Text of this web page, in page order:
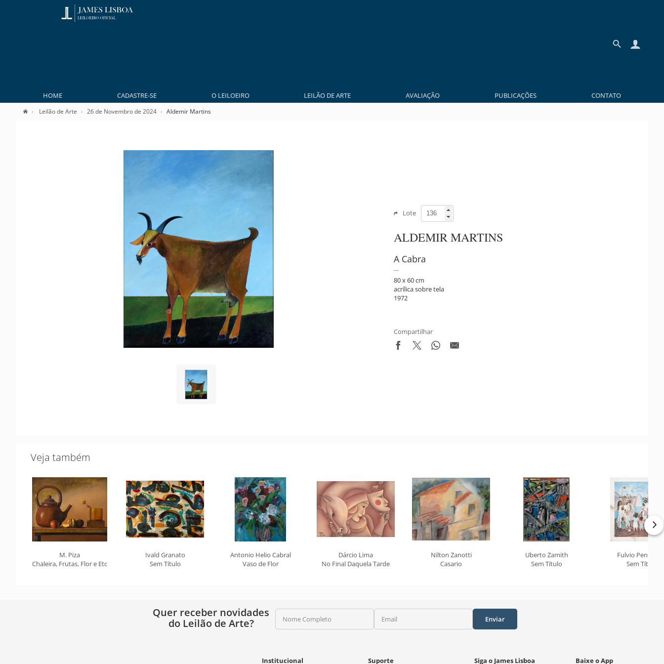
HOME CADASTRE-SE O LEILOEIRO LEILÃO DE ARTE AVALIAÇÃO PUBLICAÇÕES CONTATO
Leilão de Arte 26 de Novembro de 2024 Aldemir Martins
Lote
ALDEMIR MARTINS
A Cabra
80 x 60 cm
acrílica sobre tela
1972
Compartilhar
Veja também
M. Piza
Chaleira, Frutas, Flor e Etc
Ivald Granato
Sem Título
Antonio Helio Cabral
Vaso de Flor
Dárcio Lima
No Final Daquela Tarde
Nilton Zanotti
Casario
Uberto Zamith
Sem Título
Fulvio
Sem Título
Quer receber novidades
do Leilão de Arte?
Nome Completo Email Enviar
Institucional Suporte Siga o James Lisboa Baixe o App